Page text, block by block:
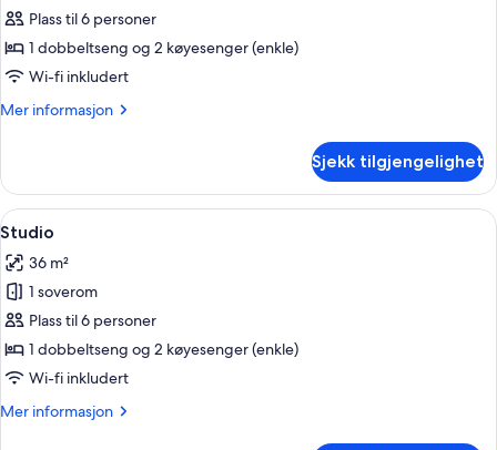
StudioPlass til 6 personer
1 dobbeltseng og 2 køyesenger (enkle)
Wi-fi inkludert
Mer informasjon
Mer
Sjekk tilgjengelighet
Åpne
alle
bildene
av
Studio
23
Studio
36 m²
1 soverom
Plass til 6 personer
1 dobbeltseng og 2 køyesenger (enkle)
Wi-fi inkludert
Mer informasjon
Mer